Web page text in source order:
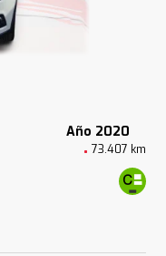
Año 2020
73.407 km